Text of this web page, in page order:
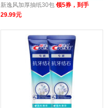
新逸风加厚抽纸30包 领5券，到手
29.99元